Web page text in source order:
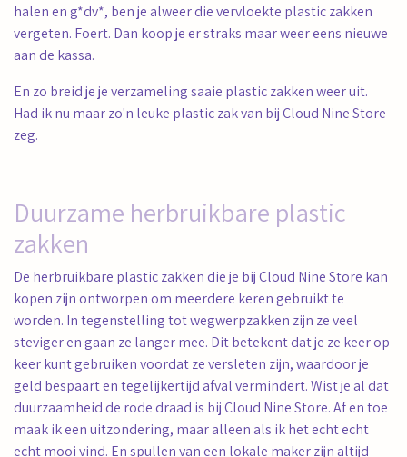
halen en g*dv*, ben je alweer die vervloekte plastic zakken
vergeten. Foert. Dan koop je er straks maar weer eens nieuwe
aan de kassa.
En zo breid je je verzameling saaie plastic zakken weer uit.
Had ik nu maar zo'n leuke plastic zak van bij Cloud Nine Store
zeg.
Duurzame herbruikbare plastic
zakken
De herbruikbare plastic zakken die je bij Cloud Nine Store kan
kopen zijn ontworpen om meerdere keren gebruikt te
worden. In tegenstelling tot wegwerpzakken zijn ze veel
steviger en gaan ze langer mee. Dit betekent dat je ze keer op
keer kunt gebruiken voordat ze versleten zijn, waardoor je
geld bespaart en tegelijkertijd afval vermindert. Wist je al dat
duurzaamheid de rode draad is bij Cloud Nine Store. Af en toe
maak ik een uitzondering, maar alleen als ik het echt echt
echt mooi vind. En spullen van een lokale maker zijn altijd